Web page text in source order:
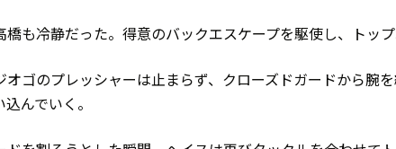
橋も冷静だった。得意のバックエスケープを駆使し、トップ
オゴのプレッシャーは止まらず、クローズドガードから腕
んでいく。